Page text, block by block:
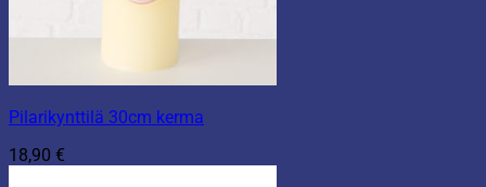
Pilarikynttilä 30cm kerma
18,90 €